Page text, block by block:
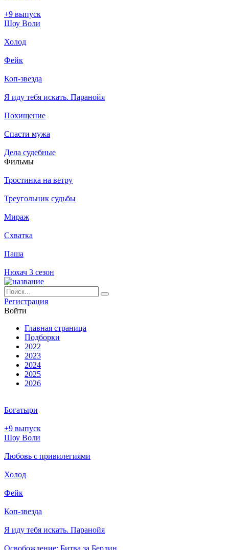
+9 выпуск
Шоу Воли
Холод
Фейк
Коп-звезда
Я иду тебя искать. Паранойя
Похищение
Спасти мужа
Дела судебные
Филь­мы
Тростинка на ветру
Треугольник судьбы
Мираж
Схватка
Паша
Нюхач 3 сезон
Ре­ги­ст­ра­ция
Вой­ти
Глав­ная стра­ни­ца
Подборки
2022
2023
2024
2025
2026
Богатыри
+9 выпуск
Шоу Воли
Любовь с привилегиями
Холод
Фейк
Коп-звезда
Я иду тебя искать. Паранойя
Освобождение: Битва за Берлин